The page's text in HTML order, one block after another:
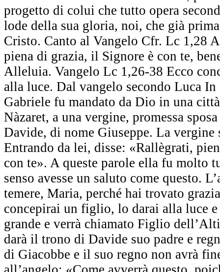
progetto di colui che tutto opera
lode della sua gloria, noi, che già
Cristo. Canto al Vangelo Cfr. Lc 1,28
piena di grazia, il Signore è con te,
Alleluia. Vangelo Lc 1,26-38 Ecco
alla luce. Dal vangelo secondo Luca In
Gabriele fu mandato da Dio in una
Nàzaret, a una vergine, promessa
Davide, di nome Giuseppe. La vergine
Entrando da lei, disse: «Rallègrati,
con te». A queste parole ella fu molto
senso avesse un saluto come questo.
temere, Maria, perché hai trovato
concepirai un figlio, lo darai alla luce e
grande e verrà chiamato Figlio
darà il trono di Davide suo padre e
di Giacobbe e il suo regno non avrà